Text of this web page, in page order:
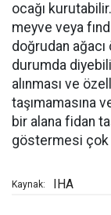
ocağı
meyve veya
doğrudan
durumda
alınması ve
taşımamasına
bir alana fidan
göstermesi çok
Kaynak: IHA